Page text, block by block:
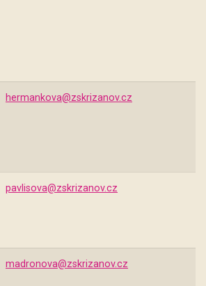
hermankova@zskrizanov.cz
pavlisova@zskrizanov.cz
madronova@zskrizanov.cz